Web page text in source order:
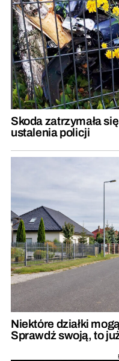
Skoda zatrzymała
ustalenia policji
Niektóre działki
Sprawdź swoją, to